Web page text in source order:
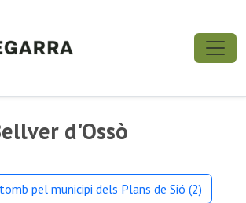
d'Ossò
pel municipi dels Plans de Sió (2)